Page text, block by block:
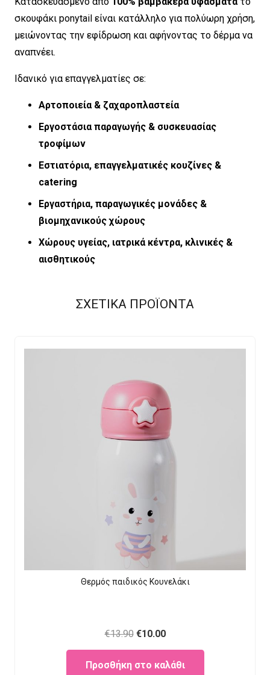
σκουφάκι ponytail είναι κατάλληλο για πολύωρη χρήση,
μειώνοντας την εφίδρωση και αφήνοντας το δέρμα να
αναπνέει.
Ιδανικό για επαγγελματίες σε:
Αρτοποιεία & ζαχαροπλαστεία
Εργοστάσια παραγωγής & συσκευασίας
τροφίμων
Εστιατόρια, επαγγελματικές κουζίνες &
catering
Εργαστήρια, παραγωγικές μονάδες &
βιομηχανικούς χώρους
Χώρους υγείας, ιατρικά κέντρα, κλινικές &
αισθητικούς
ΣΧΕΤΙΚΑ ΠΡΟΪΟΝΤΑ
Θερμός παιδικός Κουνελάκι
€13.90 Original
price
was:
€10.00Current
price
is:
Προσθήκη στο καλάθι